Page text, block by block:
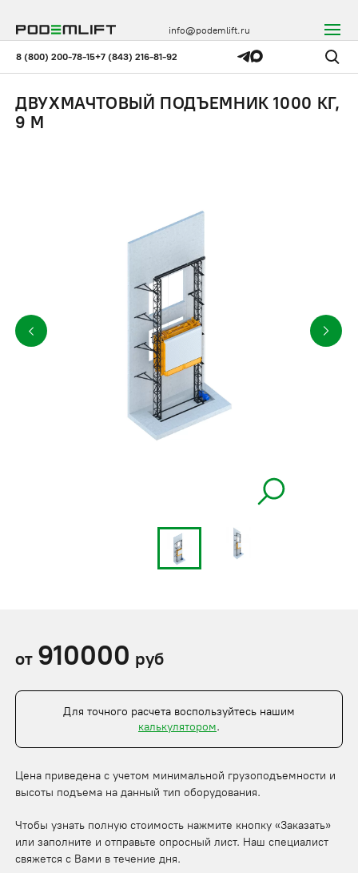
8 (800) 200-78-15+7 (843) 216-81-92
info@podemlift.ru
ДВУХМАЧТОВЫЙ ПОДЪЕМНИК 1000 КГ,
9 М
от 910000 руб
Для точного расчета воспользуйтесь нашим
калькулятором.
Цена приведена с учетом минимальной грузоподъемности и
высоты подъема на данный тип оборудования.
Чтобы узнать полную стоимость нажмите кнопку «Заказать»
или заполните и отправьте опросный лист. Наш специалист
свяжется с Вами в течение дня.